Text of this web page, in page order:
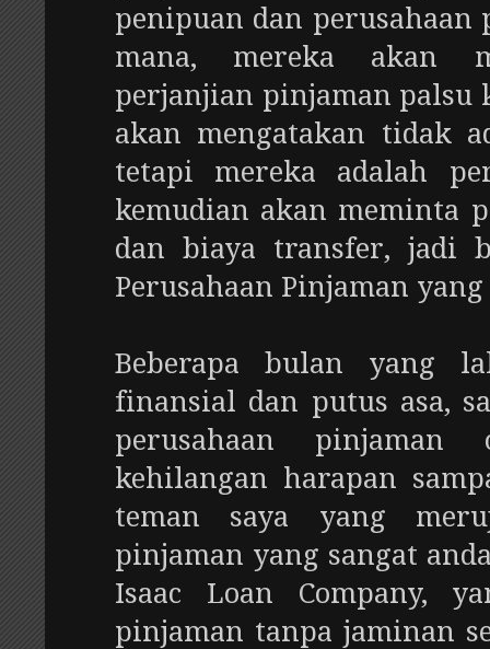
penipuan dan
mana, mereka akan
perjanjian pinjaman palsu
akan mengatakan tidak
tetapi mereka adalah
kemudian akan meminta
dan biaya transfer, jadi
Perusahaan Pinjaman
Beberapa bulan yang
finansial dan putus asa,
perusahaan
kehilangan harapan
teman saya yang
pinjaman yang sangat
Isaac Loan Company,
pinjaman tanpa jaminan